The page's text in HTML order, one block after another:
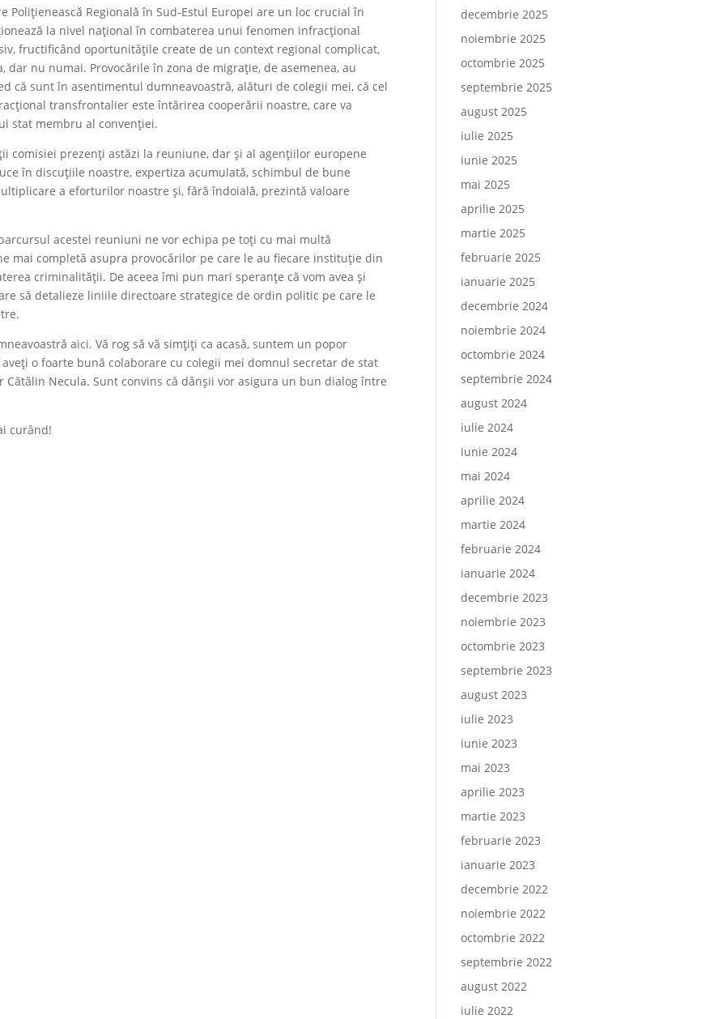
Polițienească Regională în Sud-Estul Europei are un loc crucial în
la nivel național în combaterea unui fenomen infracțional
fructificând oportunitățile create de un context regional complicat,
nu numai. Provocările în zona de migrație, de asemenea, au
că sunt în asentimentul dumneavoastră, alături de colegii mei, că cel
transfrontalier este întărirea cooperării noastre, care va
stat membru al convenției.
comisiei prezenți astăzi la reuniune, dar și al agențiilor europene
în discuțiile noastre, expertiza acumulată, schimbul de bune
a eforturilor noastre și, fără îndoială, prezintă valoare
acestei reuniuni ne vor echipa pe toți cu mai multă
mai completă asupra provocărilor pe care le au fiecare instituție din
criminalității. De aceea îmi pun mari speranțe că vom avea și
să detalieze liniile directoare strategice de ordin politic pe care le
aici. Vă rog să vă simțiți ca acasă, suntem un popor
o foarte bună colaborare cu colegii mei domnul secretar de stat
Cătălin Necula. Sunt convins că dânșii vor asigura un bun dialog între
curând!
decembrie 2025
noiembrie 2025
octombrie 2025
septembrie 2025
august 2025
iulie 2025
iunie 2025
mai 2025
aprilie 2025
martie 2025
februarie 2025
ianuarie 2025
decembrie 2024
noiembrie 2024
octombrie 2024
septembrie 2024
august 2024
iulie 2024
iunie 2024
mai 2024
aprilie 2024
martie 2024
februarie 2024
ianuarie 2024
decembrie 2023
noiembrie 2023
octombrie 2023
septembrie 2023
august 2023
iulie 2023
iunie 2023
mai 2023
aprilie 2023
martie 2023
februarie 2023
ianuarie 2023
decembrie 2022
noiembrie 2022
octombrie 2022
septembrie 2022
august 2022
iulie 2022